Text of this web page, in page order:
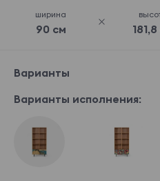
ширина
90 см
Варианты
Варианты исполнения: